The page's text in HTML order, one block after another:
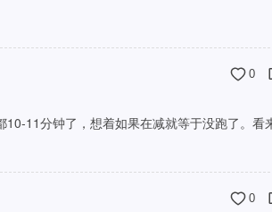
0
11分钟了，想着如果在减就等于没跑了。看
0